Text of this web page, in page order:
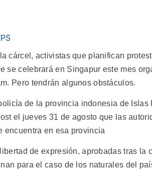
cárcel, activistas que planifican
se celebrará en Singapur este mes
Pero tendrán algunos obstáculos.
de la provincia indonesia de
el jueves 31 de agosto que las
encuentra en esa provincia
de expresión, aprobadas tras la
para el caso de los naturales del